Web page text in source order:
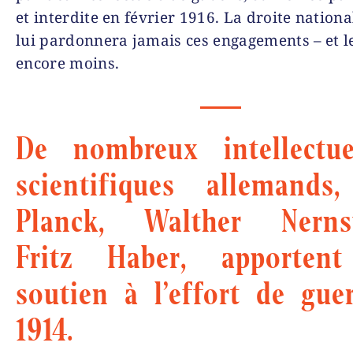
et interdite en février 1916. La droite
lui par­don­nera jamais ces engagements – et
encore moins.
De nombreux
scientifiques
Planck, Walther
Fritz Haber,
soutien à l’effort de
1914.